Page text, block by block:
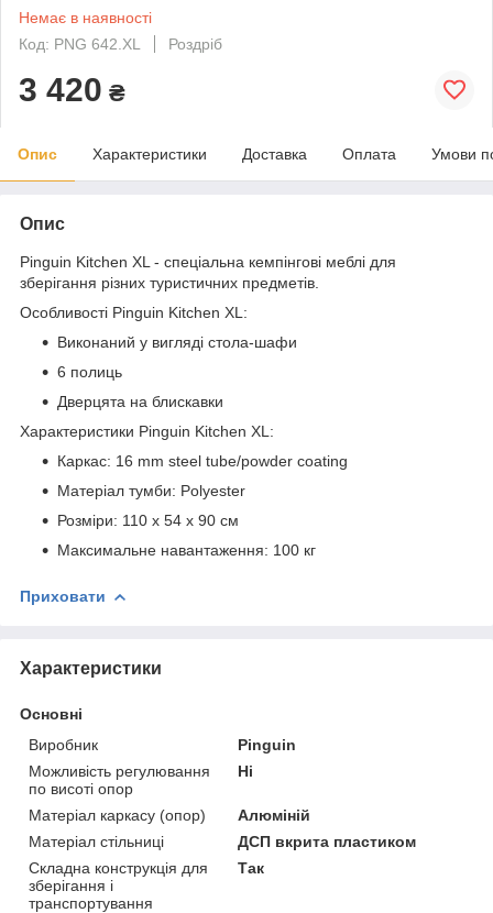
Немає в наявності
Код: PNG 642.XL
Роздріб
3 420 ₴
Опис Характеристики Доставка Оплата Умови
Опис
Pinguin Kitchen XL - спеціальна кемпінгові меблі для
зберігання різних туристичних предметів.
Особливості Pinguin Kitchen XL:
Виконаний у вигляді стола-шафи
6 полиць
Дверцята на блискавки
Характеристики Pinguin Kitchen XL:
Каркас: 16 mm steel tube/powder coating
Матеріал тумби: Polyester
Розміри: 110 x 54 x 90 см
Максимальне навантаження: 100 кг
Приховати
Характеристики
Основні
Виробник
Pinguin
Можливість регулювання
по висоті опор
Ні
Матеріал каркасу (опор)
Алюміній
Матеріал стільниці
ДСП вкрита пластиком
Складна конструкція для
зберігання і
транспортування
Так